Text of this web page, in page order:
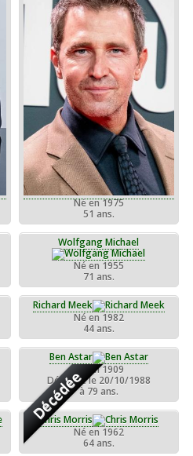
Né en 1975
51 ans.
Wolfgang Michael
Né en 1955
71 ans.
Richard Meek
Né en 1982
44 ans.
Ben Astar
DécédéeNé en 1909
Décédée le 20/10/1988
à 79 ans.
Chris Morris
Né en 1962
64 ans.